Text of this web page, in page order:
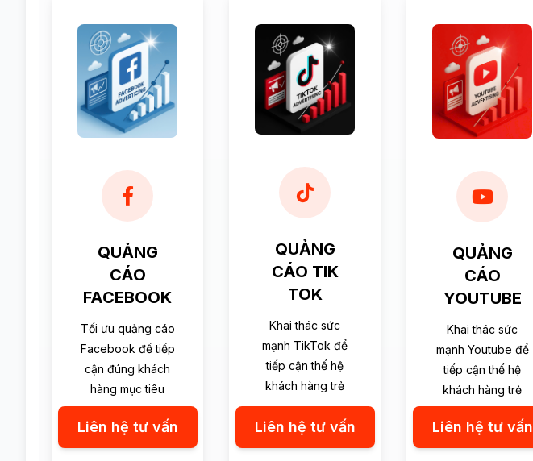
QUẢNG
CÁO
FACEBOOK
Tối ưu quảng cáo
Facebook để tiếp
cận đúng khách
hàng mục tiêu
Liên hệ tư vấn
QUẢNG
CÁO TIK
TOK
Khai thác sức
mạnh TikTok để
tiếp cận thế hệ
khách hàng trẻ
Liên hệ tư vấn
QUẢNG
CÁO
YOUTUBE
Khai thác sức
mạnh Youtube để
tiếp cận thế hệ
khách hàng trẻ
Liên hệ tư vấn